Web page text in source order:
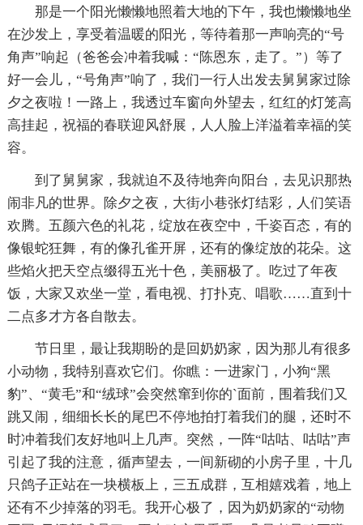
那是一个阳光懒懒地照着大地的下午，我也懒懒地坐
在沙发上，享受着温暖的阳光，等待着那一声响亮的“号
角声”响起（爸爸会冲着我喊：“陈恩东，走了。”）等了
好一会儿，“号角声”响了，我们一行人出发去舅舅家过除
夕之夜啦！一路上，我透过车窗向外望去，红红的灯笼高
高挂起，祝福的春联迎风舒展，人人脸上洋溢着幸福的笑
容。
到了舅舅家，我就迫不及待地奔向阳台，去见识那热
闹非凡的世界。除夕之夜，大街小巷张灯结彩，人们笑语
欢腾。五颜六色的礼花，绽放在夜空中，千姿百态，有的
像银蛇狂舞，有的像孔雀开屏，还有的像绽放的花朵。这
些焰火把天空点缀得五光十色，美丽极了。吃过了年夜
饭，大家又欢坐一堂，看电视、打扑克、唱歌……直到十
二点多才方各自散去。
节日里，最让我期盼的是回奶奶家，因为那儿有很多
小动物，我特别喜欢它们。你瞧：一进家门，小狗“黑
豹”、“黄毛”和“绒球”会突然窜到你的`面前，围着我们又
跳又闹，细细长长的尾巴不停地拍打着我们的腿，还时不
时冲着我们友好地叫上几声。突然，一阵“咕咕、咕咕”声
引起了我的注意，循声望去，一间新砌的小房子里，十几
只鸽子正站在一块横板上，三五成群，互相嬉戏着，地上
还有不少掉落的羽毛。我开心极了，因为奶奶家的“动物